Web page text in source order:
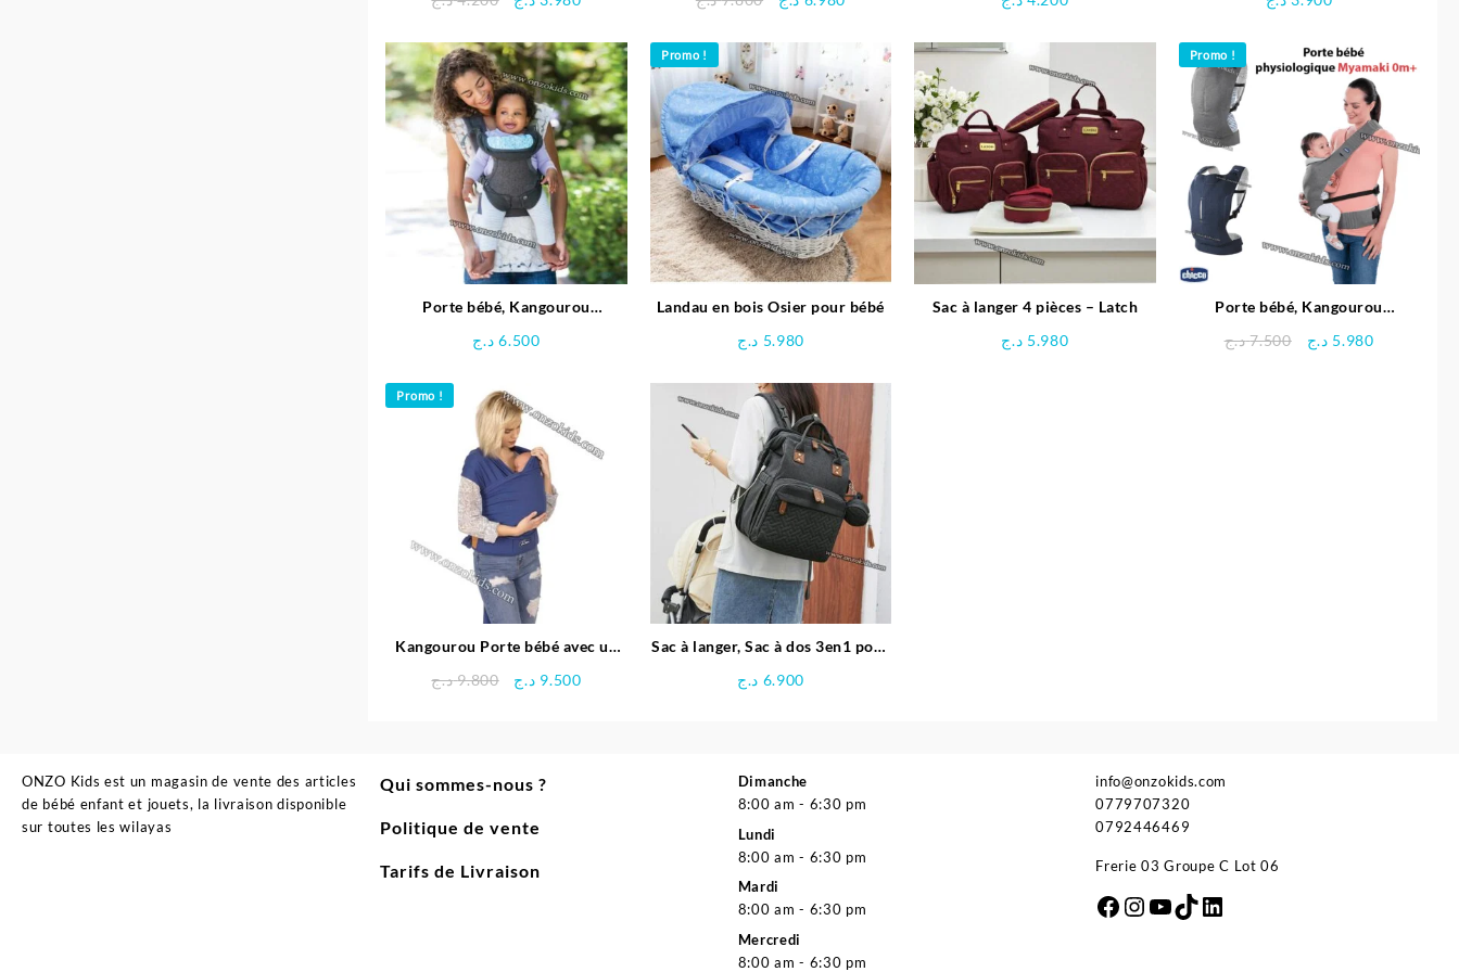
initial
était :
4.200 د.ج.
actuel
est :
3.980 د.ج.
initial
était :
7.800 د.ج.
actuel
est :
6.980 د.ج.
Porte bébé, Kangourou
– Infantino
6.500 د.ج
Promo !
Landau en bois Osier pour bébé
5.980 د.ج
Sac à langer 4 pièces – Latch
5.980 د.ج
Promo !
Porte bébé, Kangourou
7.500 د.ج
Le
5.980 د.ج
Le
Promo !
Kangourou Porte bébé avec un
9.800 د.ج
Le
9.500 د.ج
Le
Sac à langer, Sac à dos 3en1 pour
6.900 د.ج
ONZO Kids est un magasin de vente des articles
de bébé enfant et jouets, la livraison disponible
sur toutes les wilayas
Qui sommes-nous ?
Politique de vente
Tarifs de Livraison
Dimanche
8:00 am - 6:30 pm
Lundi
8:00 am - 6:30 pm
Mardi
8:00 am - 6:30 pm
Mercredi
8:00 am - 6:30 pm
info@onzokids.com
0779707320
0792446469
Frerie 03 Groupe C Lot 06
Facebook
Instagram
YouTube
TikTok
LinkedIn